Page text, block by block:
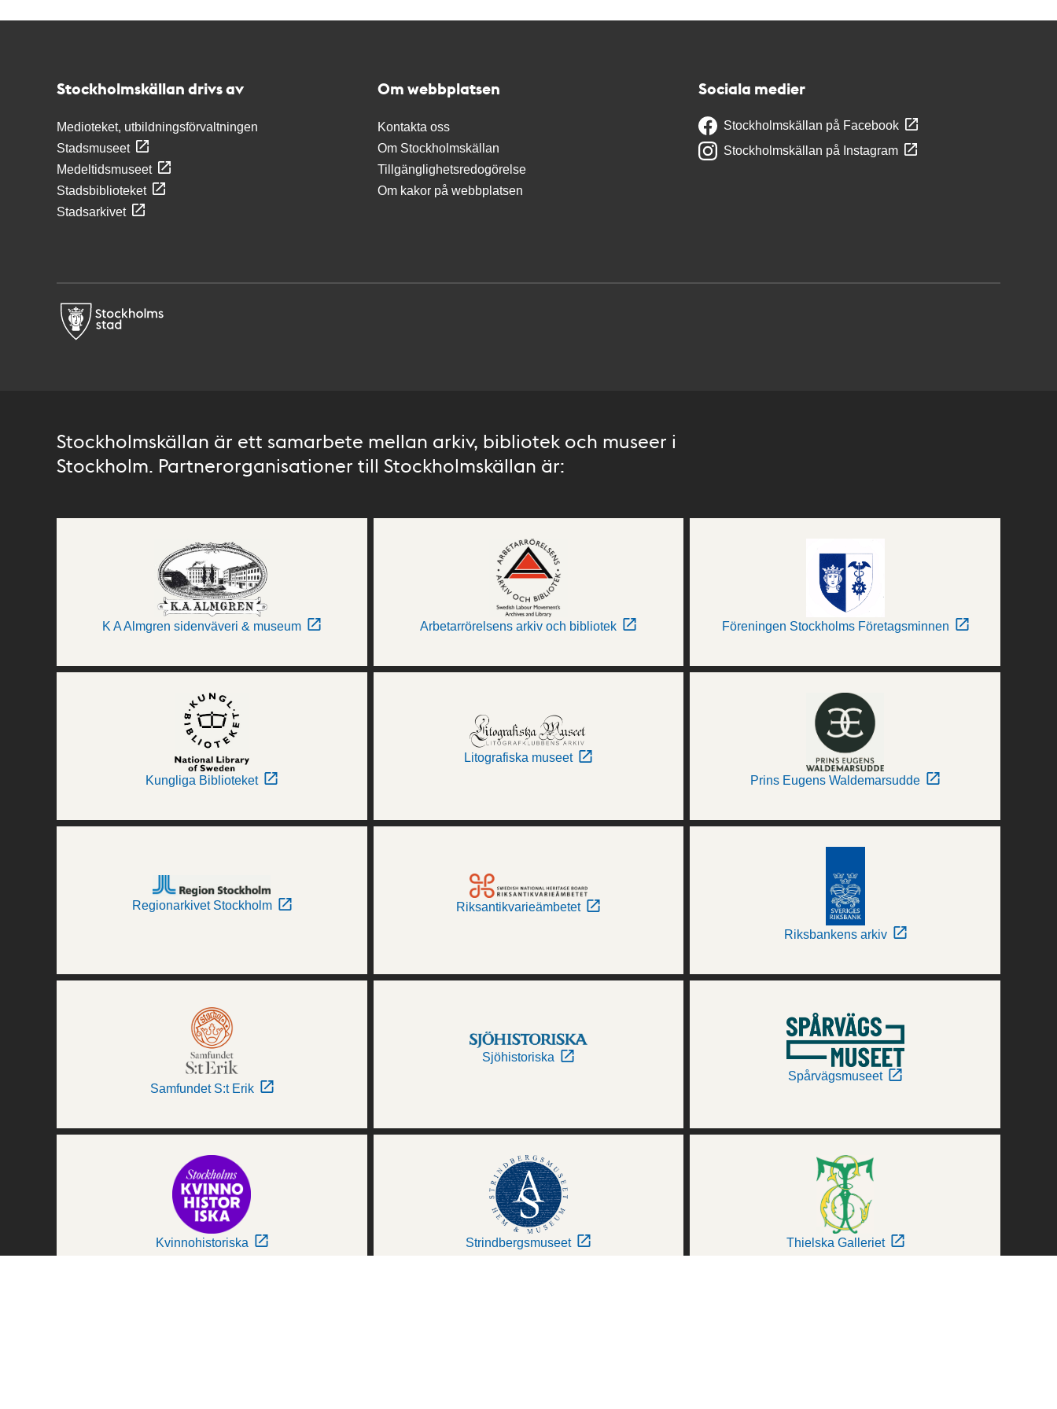
Stockholmskällan drivs av
Medioteket, utbildningsförvaltningen
Stadsmuseet
Medeltidsmuseet
Stadsbiblioteket
Stadsarkivet
Om webbplatsen
Kontakta oss
Om Stockholmskällan
Tillgänglighetsredogörelse
Om kakor på webbplatsen
Sociala medier
Stockholmskällan på Facebook
Stockholmskällan på Instagram
Stockholmskällan är ett samarbete mellan arkiv, bibliotek och museer i
Stockholm. Partnerorganisationer till Stockholmskällan är:
K A Almgren sidenväveri & museum Arbetarrörelsens arkiv och bibliotek Föreningen Stockholms Företagsminnen
Kungliga Biblioteket
Litografiska museet
Prins Eugens Waldemarsudde
Regionarkivet Stockholm Riksantikvarieämbetet
Riksbankens arkiv
Samfundet S:t Erik
Sjöhistoriska
Spårvägsmuseet
Kvinnohistoriska Strindbergsmuseet Thielska Galleriet